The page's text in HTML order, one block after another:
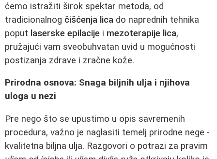
ćemo istražiti širok spektar metoda, od
tradicionalnog čišćenja lica do naprednih tehnika
poput laserske epilacije i mezoterapije lica,
pružajući vam sveobuhvatan uvid u mogućnosti
postizanja zdrave i zračne kože.
Prirodna osnova: Snaga biljnih ulja i njihova
uloga u nezi
Pre nego što se upustimo u opis savremenih
procedura, važno je naglasiti temelj prirodne nege -
kvalitetna biljna ulja. Razgovori o potrazi za pravim